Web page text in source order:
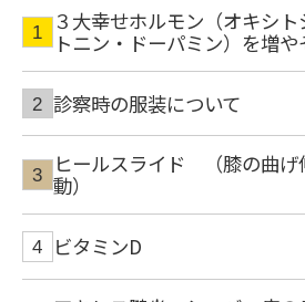
３大幸せホルモン（オキシト
トニン・ドーパミン）を増や
診察時の服装について
ヒールスライド （膝の曲げ
動）
ビタミンD